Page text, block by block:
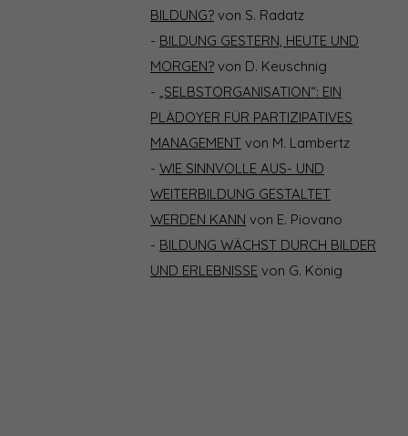
BILDUNG? von S. Radatz
- BILDUNG GESTERN, HEUTE UND
MORGEN? von D. Keuschnig
- „SELBSTORGANISATION“: EIN
PLÄDOYER FÜR PARTIZIPATIVES
MANAGEMENT von M. Lambertz
- WIE SINNVOLLE AUS- UND
WEITERBILDUNG GESTALTET
WERDEN KANN von E. Piovano
- BILDUNG WÄCHST DURCH BILDER
UND ERLEBNISSE von G. König